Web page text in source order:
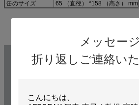
メッセージ
折り返しご連絡い
缶のサイズ
65 （直径） *158 （高さ） mm